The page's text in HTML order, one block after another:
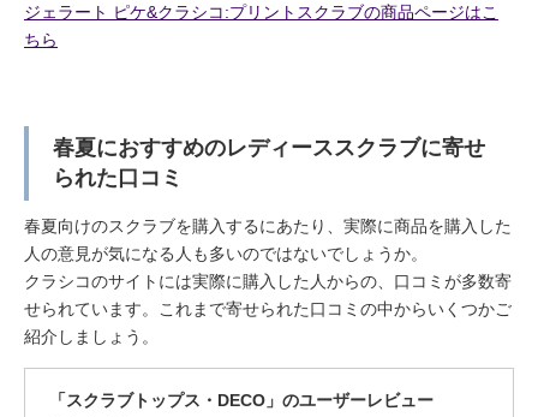
ジェラート ピケ&クラシコ:プリントスクラブの商品ページはこ
ちら
春夏におすすめのレディーススクラブに寄せ
られた口コミ
春夏向けのスクラブを購入するにあたり、実際に商品を購入した
人の意見が気になる人も多いのではないでしょうか。
クラシコのサイトには実際に購入した人からの、口コミが多数寄
せられています。これまで寄せられた口コミの中からいくつかご
紹介しましょう。
「スクラブトップス・DECO」のユーザーレビュー